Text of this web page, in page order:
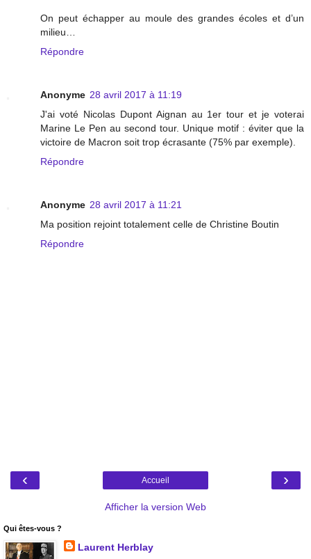
On peut échapper au moule des grandes écoles et d’un
milieu…
Répondre
Anonyme 28 avril 2017 à 11:19
J'ai voté Nicolas Dupont Aignan au 1er tour et je voterai
Marine Le Pen au second tour. Unique motif : éviter que la
victoire de Macron soit trop écrasante (75% par exemple).
Répondre
Anonyme 28 avril 2017 à 11:21
Ma position rejoint totalement celle de Christine Boutin
Répondre
‹ ›
Accueil
Afficher la version Web
Qui êtes-vous ?
Laurent Herblay